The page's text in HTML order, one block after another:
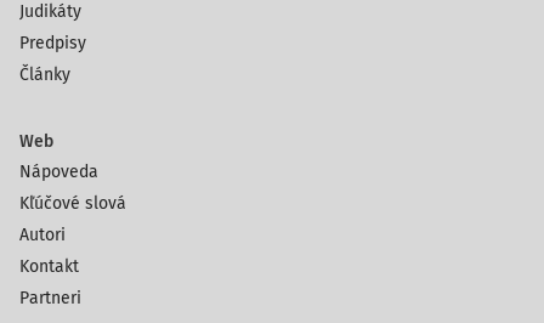
Judikáty
Predpisy
Články
Web
Nápoveda
Kľúčové slová
Autori
Kontakt
Partneri